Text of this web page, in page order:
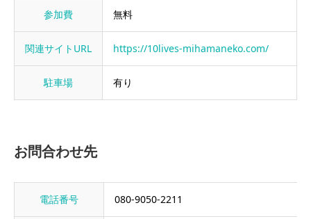
参加費 無料
関連サイトURL https://10lives-mihamaneko.com/
駐車場 有り
お問合わせ先
電話番号 080-9050-2211